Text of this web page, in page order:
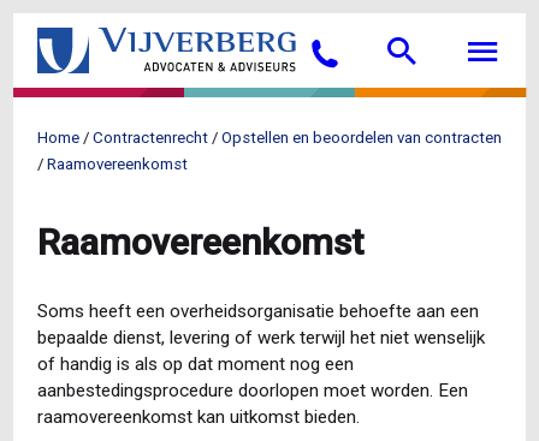
Overslaan
de
gaan
Bellen Search
Kruimelpad
Home Contractenrecht
Opstellen en beoordelen van contracten
Raamovereenkomst
Raamovereenkomst
Soms heeft een overheidsorganisatie behoefte aan een
bepaalde dienst, levering of werk terwijl het niet wenselijk
of handig is als op dat moment nog een
aanbestedingsprocedure doorlopen moet worden. Een
raamovereenkomst kan uitkomst bieden.